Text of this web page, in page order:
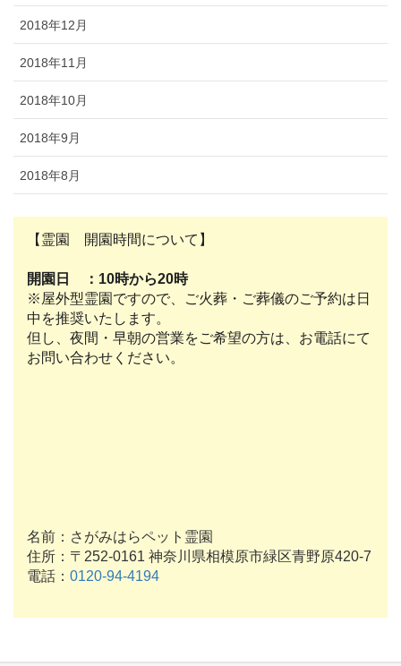
2018年12月
2018年11月
2018年10月
2018年9月
2018年8月
【霊園 開園時間について】
開園日 ：10時から20時
※屋外型霊園ですので、ご火葬・ご葬儀のご予約は日
中を推奨いたします。
但し、夜間・早朝の営業をご希望の方は、お電話にて
お問い合わせください。
名前：さがみはらペット霊園
住所：〒252-0161 神奈川県相模原市緑区青野原420-7
電話： 0120-94-4194